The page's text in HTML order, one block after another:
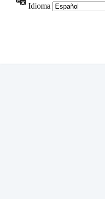
Idioma